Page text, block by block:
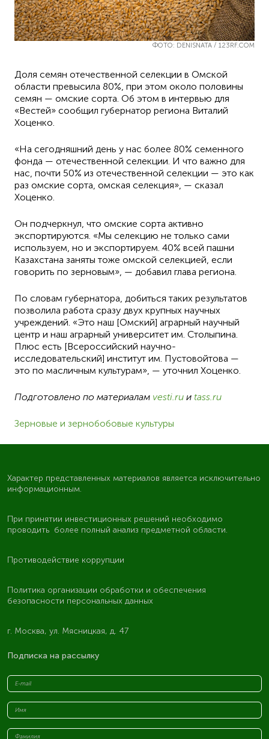
ФОТО: DENISNATA / 123RF.COM
Доля семян отечественной селекции в Омской
области превысила 80%, при этом около половины
семян — омские сорта. Об этом в интервью для
«Вестей» сообщил губернатор региона Виталий
Хоценко.
«На сегодняшний день у нас более 80% семенного
фонда — отечественной селекции. И что важно для
нас, почти 50% из отечественной селекции — это как
раз омские сорта, омская селекция», — сказал
Хоценко.
Он подчеркнул, что омские сорта активно
экспортируются. «Мы селекцию не только сами
используем, но и экспортируем. 40% всей пашни
Казахстана заняты тоже омской селекцией, если
говорить по зерновым», — добавил глава региона.
По словам губернатора, добиться таких результатов
позволила работа сразу двух крупных научных
учреждений. «Это наш [Омский] аграрный научный
центр и наш аграрный университет им. Столыпина.
Плюс есть [Всероссийский научно-
исследовательский] институт им. Пустовойтова —
это по масличным культурам», — уточнил Хоценко.
Подготовлено по материалам vesti.ru и tass.ru
Зерновые и зернобобовые культуры
Характер представленных материалов является исключительно
информационным.
При принятии инвестиционных решений необходимо
проводить более полный анализ предметной области.
Противодействие коррупции
Политика организации обработки и обеспечения
безопасности персональных данных
г. Москва, ул. Мясницкая, д. 47
Подписка на рассылку